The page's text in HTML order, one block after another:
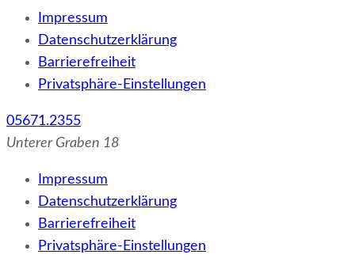
Impressum
Datenschutzerklärung
Barrierefreiheit
Privatsphäre-Einstellungen
05671.2355
Unterer Graben 18
Impressum
Datenschutzerklärung
Barrierefreiheit
Privatsphäre-Einstellungen